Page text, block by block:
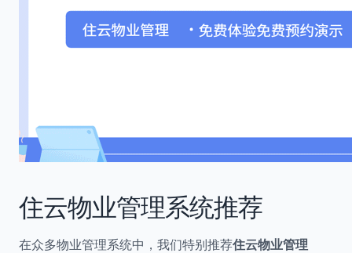
住云物业管理系统推荐
在众多物业管理系统中，我们特别推荐住云物业管理